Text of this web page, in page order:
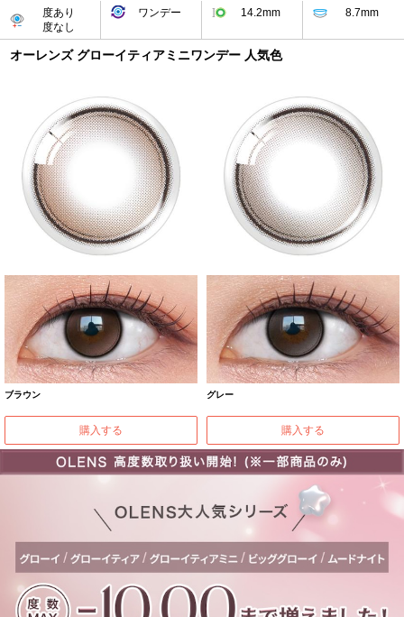
度あり
度なし
ワンデー 14.2mm 8.7mm
オーレンズ グローイティアミニワンデー 人気色
ブラウン
購入する
グレー
購入する